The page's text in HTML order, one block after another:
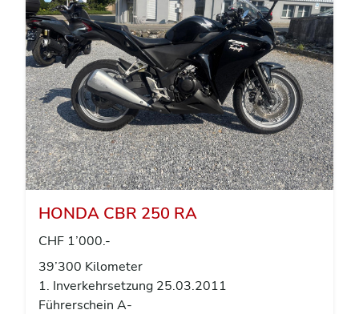
HONDA CBR 250 RA
CHF 1’000.-
39’300 Kilometer
1. Inverkehrsetzung 25.03.2011
Führerschein A-